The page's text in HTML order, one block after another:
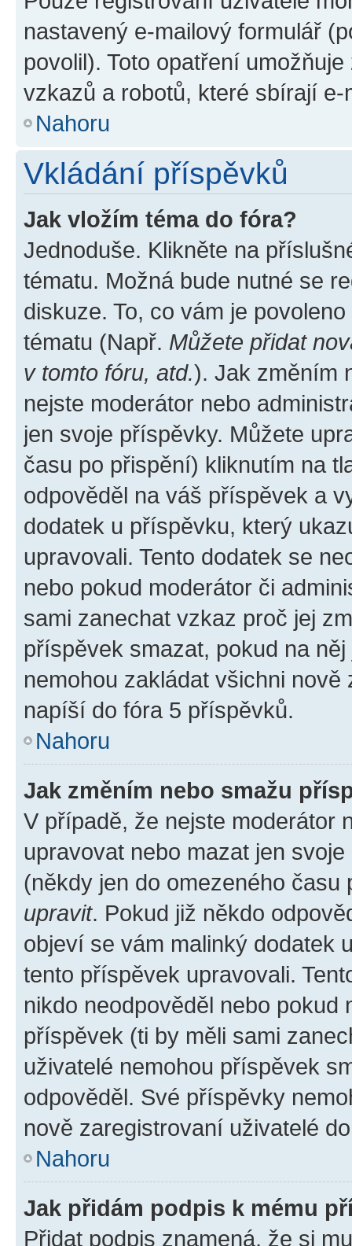
nastavený e-mailový formulář
povolil). Toto opatření
vzkazů a robotů, které sbírají e-
Nahoru
Vkládání příspěvků
Jak vložím téma do fóra?
Jednoduše. Klikněte na
tématu. Možná bude nutné se
diskuze. To, co vám je
tématu (Např. Můžete přidat
v tomto fóru, atd.). Jak změním
nejste moderátor nebo
jen svoje příspěvky. Můžete
času po přispění) kliknutím na
odpověděl na váš příspěvek a
dodatek u příspěvku, který
upravovali. Tento dodatek se
nebo pokud moderátor či
sami zanechat vzkaz proč jej
příspěvek smazat, pokud na
nemohou zakládat všichni
napíší do fóra 5 příspěvků.
Nahoru
Jak změním nebo smažu
V případě, že nejste moderátor
upravovat nebo mazat jen
(někdy jen do omezeného
upravit. Pokud již někdo
objeví se vám malinký dodatek
tento příspěvek upravovali.
nikdo neodpověděl nebo pokud
příspěvek (ti by měli sami
uživatelé nemohou příspěvek
odpověděl. Své příspěvky
nově zaregistrovaní uživatelé
Nahoru
Jak přidám podpis k mému
Přidat podpis znamená, že si